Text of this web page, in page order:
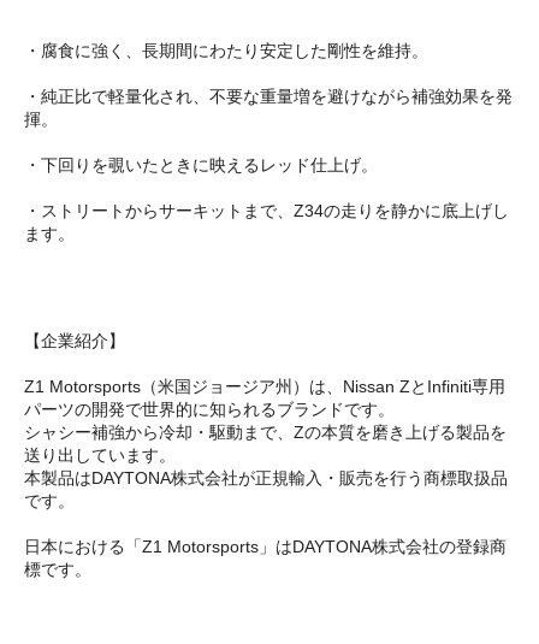
・腐食に強く、長期間にわたり安定した剛性を維持。
・純正比で軽量化され、不要な重量増を避けながら補強効果を発
揮。
・下回りを覗いたときに映えるレッド仕上げ。
・ストリートからサーキットまで、Z34の走りを静かに底上げし
ます。
【企業紹介】
Z1 Motorsports（米国ジョージア州）は、Nissan ZとInfiniti専用
パーツの開発で世界的に知られるブランドです。
シャシー補強から冷却・駆動まで、Zの本質を磨き上げる製品を
送り出しています。
本製品はDAYTONA株式会社が正規輸入・販売を行う商標取扱品
です。
日本における「Z1 Motorsports」はDAYTONA株式会社の登録商
標です。